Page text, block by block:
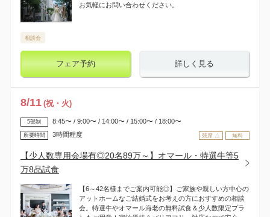
お気軽にお問い合わせください。
相談会
フェア予約 詳しく見る
8/11 (祝・火)
残席 △ 無料
5部制 8:45〜 / 9:00〜 / 14:00〜 / 15:00〜 / 18:00〜
所要時間 3時間程度
【少人数専用会場有◎20名89万～】オマール・特選牛等5
万8品試食
【6～42名様までご案内可能◎】ご家族や親しい方中心の
アットホームなご結婚式をお考えの方におすすめの相談
会。特選牛やオマール海老の無料試食＆少人数限定プラ